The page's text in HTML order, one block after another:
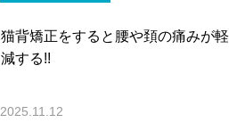
猫背矯正をすると腰や頚の痛みが軽
減する!!
2025.11.12